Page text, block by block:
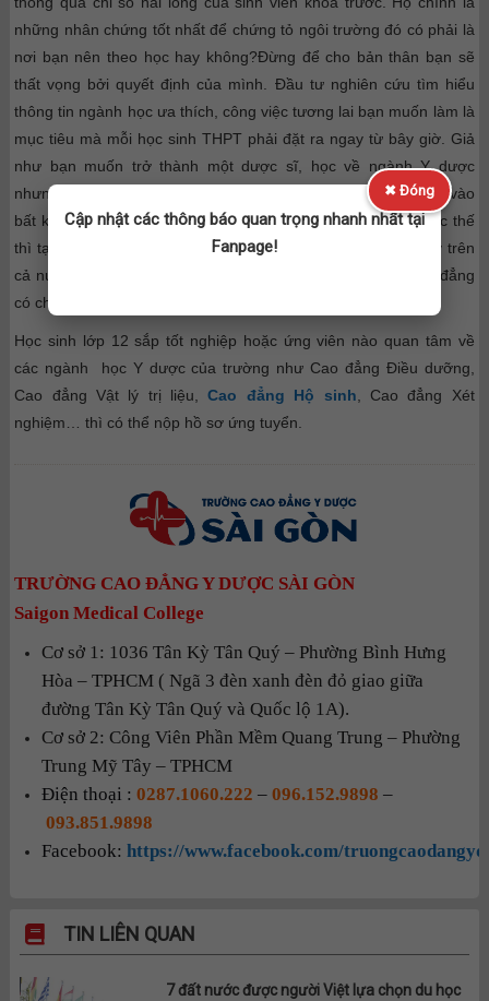
những nhân chứng tốt nhất để chứng tỏ ngôi trường đó có phải là
nơi bạn nên theo học hay không?Đừng để cho bản thân bạn sẽ
thất vọng bởi quyết định của mình. Đầu tư nghiên cứu tìm hiểu
thông tin ngành học ưa thích, công việc tương lai bạn muốn làm là
mục tiêu mà mỗi học sinh THPT phải đặt ra ngay từ bây giờ. Giả
như bạn muốn trở thành một dược sĩ, học về ngành Y dược
nhưng bạn biết lực học, sức học của mình không thể đỗ được vào
bất kỳ khoa nào của các trường đại học Y dược trên cả nước thế
thì tại sao lại không ứng tuyển vào Cao đẳng Dược. Hiện nay trên
cả nước có rất nhiều những cơ sở đào tạo Y dược hệ Cao đẳng
có chất lượng rất tốt như
Học sinh lớp 12 sắp tốt nghiệp hoặc ứng viên nào quan tâm về
các ngành học Y dược của trường như Cao đẳng Điều dưỡng,
Cao đẳng Vật lý trị liệu,Cao đẳng Hộ sinh , Cao đẳng Xét
nghiệm… thì có thể nộp hồ sơ ứng tuyển.
TRƯỜNG CAO ĐẲNG Y DƯỢC SÀI GÒN
Saigon Medical College
Cơ sở 1: 1036 Tân Kỳ Tân Quý – Phường Bình Hưng
Hòa – TPHCM ( Ngã 3 đèn xanh đèn đỏ giao giữa
đường Tân Kỳ Tân Quý và Quốc lộ 1A).
Cơ sở 2: Công Viên Phần Mềm Quang Trung – Phường
Trung Mỹ Tây – TPHCM
Điện thoại :0287.1060.222 –096.152.9898 –
093.851.9898
Facebook:https://www.facebook.com/
TIN LIÊN QUAN
7 đất nước được người Việt lựa chọn du học
✖ Đóng
Cập nhật các thông báo quan trọng nhanh nhất tại
Fanpage!